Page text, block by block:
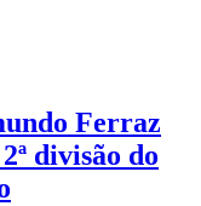
Ferraz
divisão do